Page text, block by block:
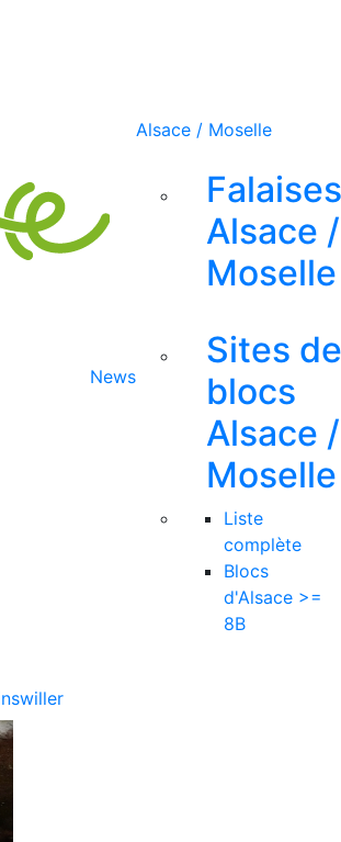
News
Alsace / Moselle
Falaises
Alsace /
Moselle
Sites de
blocs
Alsace /
Moselle
Liste
complète
Blocs
d'Alsace >=
8B